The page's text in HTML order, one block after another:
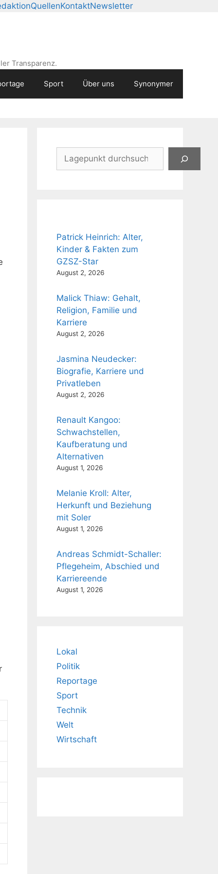
QuellenKontaktNewsletter
Transparenz.
Sport Über uns Synonymer
Suchen
Patrick Heinrich: Alter,
Kinder & Fakten zum
GZSZ-Star
August 2, 2026
Malick Thiaw: Gehalt,
Religion, Familie und
Karriere
August 2, 2026
Jasmina Neudecker:
Biografie, Karriere und
Privatleben
August 2, 2026
Renault Kangoo:
Schwachstellen,
Kaufberatung und
Alternativen
August 1, 2026
Melanie Kroll: Alter,
Herkunft und Beziehung
mit Soler
August 1, 2026
Andreas Schmidt-Schaller:
Pflegeheim, Abschied und
Karriereende
August 1, 2026
Lokal
Politik
Reportage
Sport
Technik
Welt
Wirtschaft